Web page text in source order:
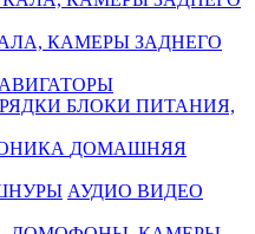
КАМЕРЫ ЗАДНЕГО
БЛОКИ ПИТАНИЯ,
ДОМАШНЯЯ
АУДИО ВИДЕО